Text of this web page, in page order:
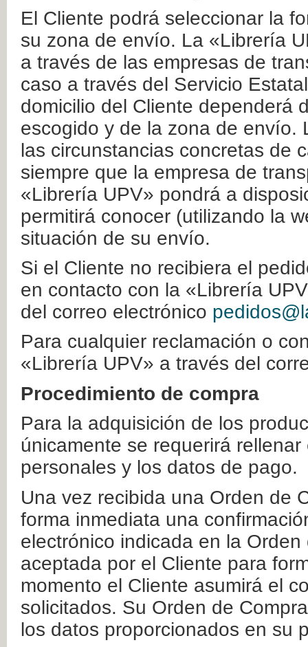
El Cliente podrá seleccionar la
su zona de envío. La «Librería
a través de las empresas de
caso a través del Servicio
domicilio del Cliente dependerá
escogido y de la zona de envío.
las circunstancias concretas de
siempre que la empresa de
«Librería UPV» pondrá a
permitirá conocer (utilizando la
situación de su envío.
Si el Cliente no recibiera el
en contacto con la «Librería
del correo electrónico
Para cualquier reclamación o
«Librería UPV» a través del
Procedimiento de compra
Para la adquisición de los
únicamente se requerirá
personales y los datos de pago.
Una vez recibida una Orden de
forma inmediata una
electrónico indicada en la
aceptada por el Cliente para
momento el Cliente asumirá el
solicitados. Su Orden de
los datos proporcionados en su